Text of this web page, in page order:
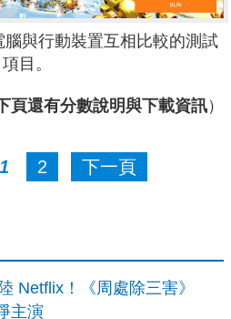
與行動裝置互相比較的測試
項目。
頁還有分數說明與下載資訊）
1 2 下一頁
Netflix！《周處除三害》
主演